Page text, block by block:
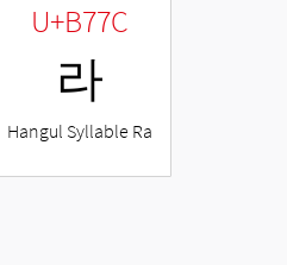
U+B77C
라
Hangul Syllable Ra